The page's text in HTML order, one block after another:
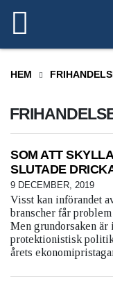
HEM
SOM ATT
SLUTADE
9 DECEMBER, 2019
Visst kan införandet
branscher får problem
Men grundorsaken är
protektionistisk
årets